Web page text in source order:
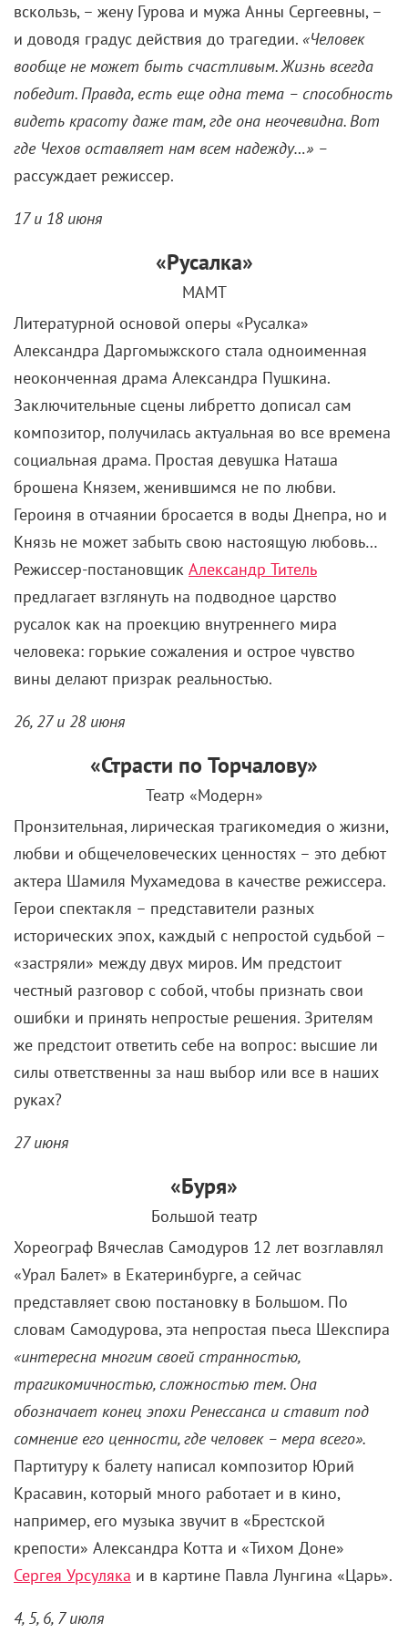
вскользь, – жену Гурова и мужа Анны Сергеевны, –
и доводя градус действия до трагедии. «Человек
вообще не может быть счастливым. Жизнь всегда
победит. Правда, есть еще одна тема – способность
видеть красоту даже там, где она неочевидна. Вот
где Чехов оставляет нам всем надежду…» –
рассуждает режиссер.
17 и 18 июня
«Русалка»
МАМТ
Литературной основой оперы «Русалка»
Александра Даргомыжского стала одноименная
неоконченная драма Александра Пушкина.
Заключительные сцены либретто дописал сам
композитор, получилась актуальная во все времена
социальная драма. Простая девушка Наташа
брошена Князем, женившимся не по любви.
Героиня в отчаянии бросается в воды Днепра, но и
Князь не может забыть свою настоящую любовь…
Режиссер-постановщик Александр Титель
предлагает взглянуть на подводное царство
русалок как на проекцию внутреннего мира
человека: горькие сожаления и острое чувство
вины делают призрак реальностью.
26, 27 и 28 июня
«Страсти по Торчалову»
Театр «Модерн»
Пронзительная, лирическая трагикомедия о жизни,
любви и общечеловеческих ценностях – это дебют
актера Шамиля Мухамедова в качестве режиссера.
Герои спектакля – представители разных
исторических эпох, каждый с непростой судьбой –
«застряли» между двух миров. Им предстоит
честный разговор с собой, чтобы признать свои
ошибки и принять непростые решения. Зрителям
же предстоит ответить себе на вопрос: высшие ли
силы ответственны за наш выбор или все в наших
руках?
27 июня
«Буря»
Большой театр
Хореограф Вячеслав Самодуров 12 лет возглавлял
«Урал Балет» в Екатеринбурге, а сейчас
представляет свою постановку в Большом. По
словам Самодурова, эта непростая пьеса Шекспира
«интересна многим своей странностью,
трагикомичностью, сложностью тем. Она
обозначает конец эпохи Ренессанса и ставит под
сомнение его ценности, где человек – мера всего».
Партитуру к балету написал композитор Юрий
Красавин, который много работает и в кино,
например, его музыка звучит в «Брестской
крепости» Александра Котта и «Тихом Доне»
Сергея Урсуляка и в картине Павла Лунгина «Царь».
4, 5, 6, 7 июля